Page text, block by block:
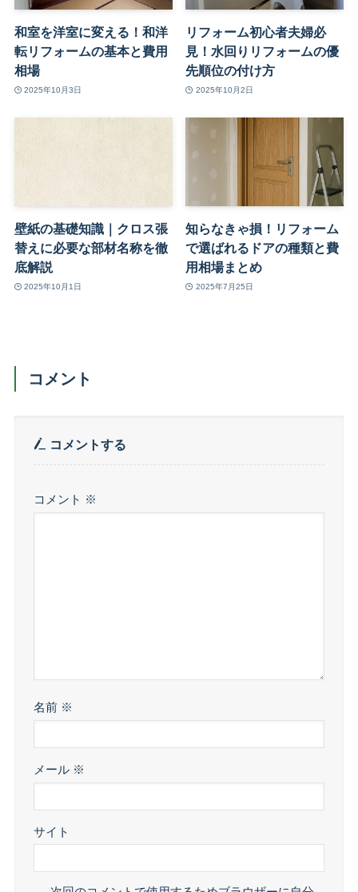
和室を洋室に変える！和洋
転リフォームの基本と費用
相場
2025年10月3日
リフォーム初心者夫婦必
見！水回りリフォームの優
先順位の付け方
2025年10月2日
壁紙の基礎知識｜クロス張
替えに必要な部材名称を徹
底解説
2025年10月1日
知らなきゃ損！リフォーム
で選ばれるドアの種類と費
用相場まとめ
2025年7月25日
コメント
コメントする
コメント ※
名前 ※
メール ※
サイト